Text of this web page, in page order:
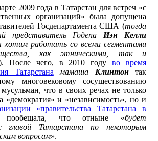
2009 года в Татарстан для встреч «с
организаций» была допущена
Госдепартамента США (тогда
представитель Годепа Иэн Келли
хотим работать со всеми сегментами
как этническими, так и
После чего, в 2010 годуво время
Татарстана
мамаша Клинтон
так
многовековому сосуществованию
что в своих речах не только
«демократия» и «независимость», но и
«правительства Татарстана в
что отныне «будет
главой Татарстана по некоторым
вопросам».